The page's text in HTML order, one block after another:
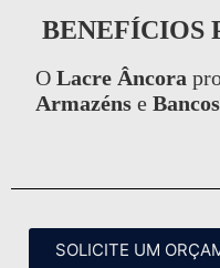
BENEFÍCIOS
O Lacre Âncora
Armazéns e Bancos
SOLICITE UM